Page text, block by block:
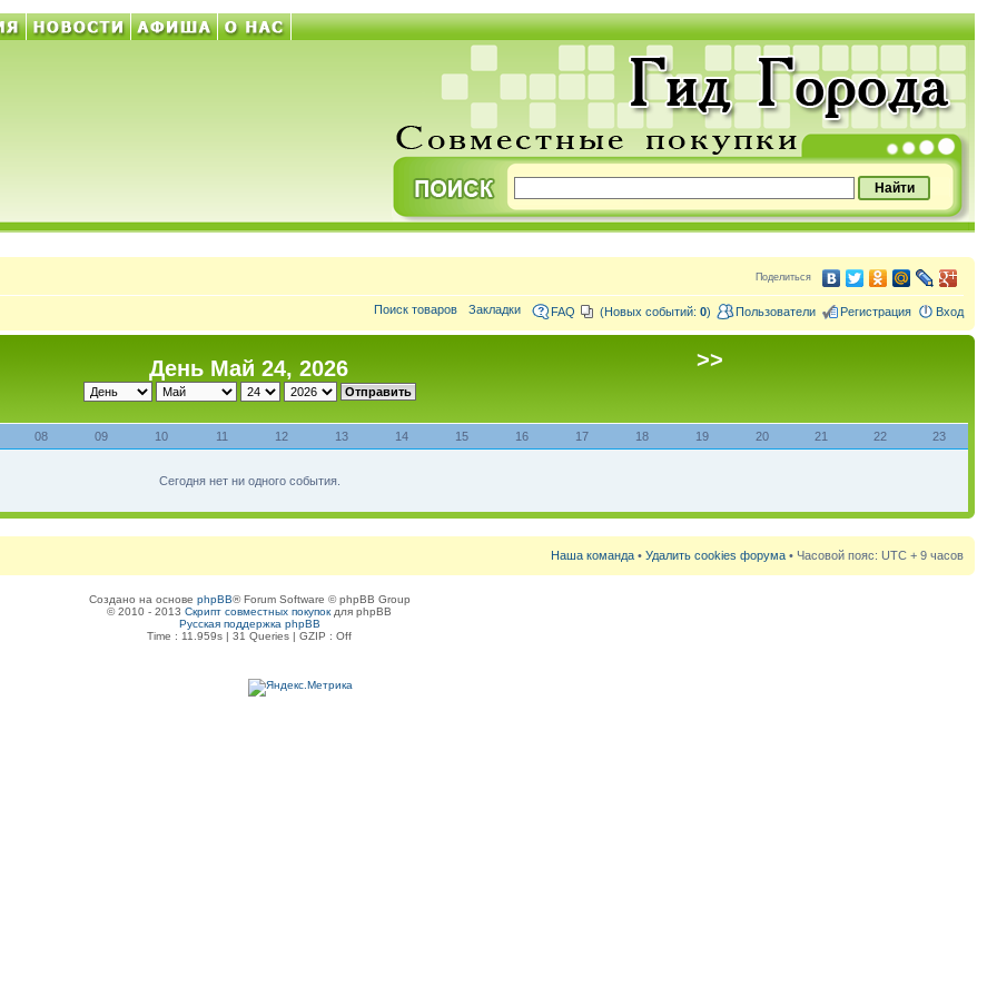
Поделиться
FAQ (Новых событий: 0) Пользователи Регистрация Вход
Поиск товаров Закладки
День Май 24, 2026 >>
08 09 10 11 12 13 14 15 16 17 18 19 20 21 22 23
Сегодня нет ни одного события.
Наша команда • Удалить cookies форума • Часовой пояс: UTC + 9 часов
Создано на основе phpBB® Forum Software © phpBB Group
© 2010 - 2013 Скрипт совместных покупок для phpBB
Русская поддержка phpBB
Time : 11.959s | 31 Queries | GZIP : Off